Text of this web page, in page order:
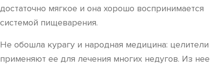
достаточно мягкое и она хорошо воспринимается
системой пищеварения.
Не обошла курагу и народная медицина: целители
применяют ее для лечения многих недугов. Из нее